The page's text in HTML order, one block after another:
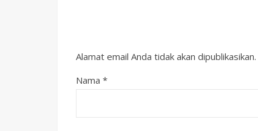
Alamat email Anda tidak akan dipublikasikan.
Nama *